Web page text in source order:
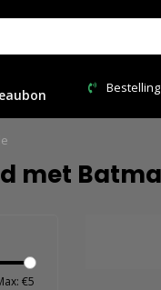
150,00!
met
€5